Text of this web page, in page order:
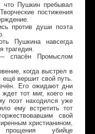
что Пушкин пребывал
постижения
против души поэта
Пушкина навсегда
трагедия.
спасён Промыслом
когда выстрел в
вершит свой путь.
Его ожидают дни
тот миг, коего не
поэт находился уже
ему встретить тот
свой
христианином,
убийце